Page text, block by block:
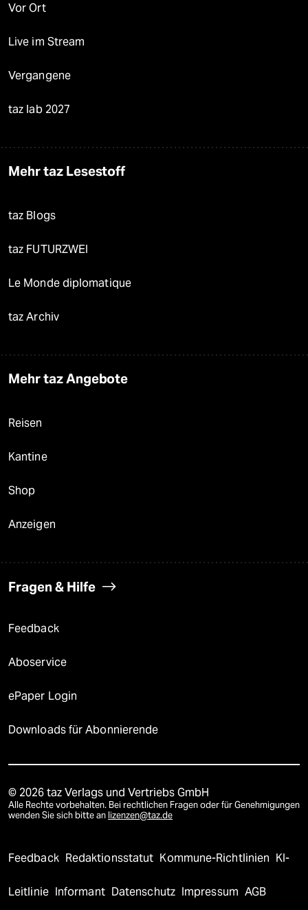
Vor Ort
Live im Stream
Vergangene
taz lab 2027
Mehr taz Lesestoff
taz Blogs
taz FUTURZWEI
Le Monde diplomatique
taz Archiv
Mehr taz Angebote
Reisen
Kantine
Shop
Anzeigen
Fragen & Hilfe
Feedback
Aboservice
ePaper Login
Downloads für Abonnierende
© 2026 taz Verlags und Vertriebs GmbH
Alle Rechte vorbehalten. Bei rechtlichen Fragen oder für Genehmigungen
wenden Sie sich bitte an lizenzen@taz.de
Feedback Redaktionsstatut Kommune-Richtlinien KI-
Leitlinie Informant Datenschutz Impressum AGB